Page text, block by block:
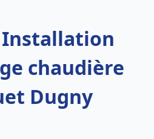
Installation
chaudière
Dugny